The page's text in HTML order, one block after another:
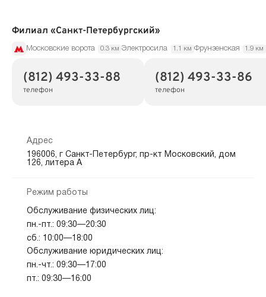
Филиал «Санкт-Петербургский»
Московские ворота 0.3 км Электросила 1.1 км Фрунзенская 1.9 км
(812) 493-33-88
телефон
(812) 493-33-86
телефон
Адрес
196006, г Санкт-Петербург, пр-кт Московский, дом
126, литера А
Режим работы
Обслуживание физических лиц:
пн.-пт.: 09:30—20:30
сб.: 10:00—18:00
Обслуживание юридических лиц:
пн.-чт.: 09:30—17:00
пт.: 09:30—16:00